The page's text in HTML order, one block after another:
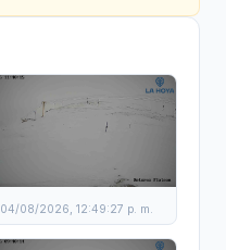
04/08/2026, 12:49:27 p. m.